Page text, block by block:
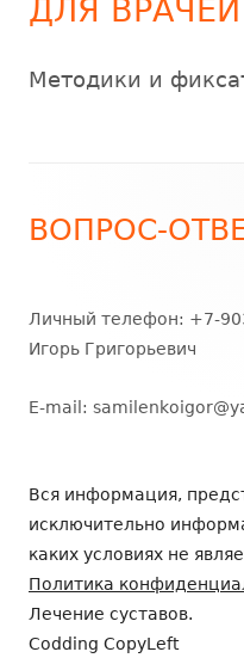
ДЛЯ ВРАЧЕЙ
Методики и
ВОПРОС-
Личный телефон: +7-
Игорь Григорьевич
E-mail:
Вся информация,
исключительно
каких условиях не
Политика
Лечение суставов.
Codding CopyLeft